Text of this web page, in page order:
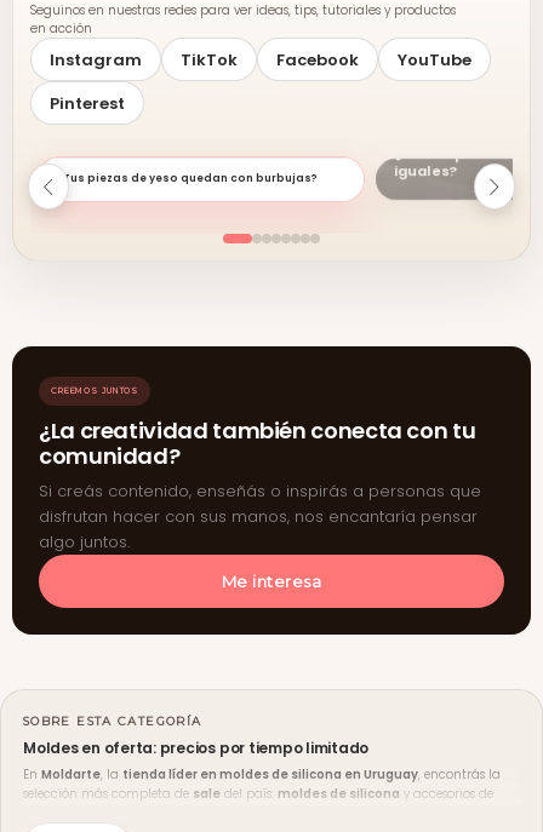
Seguinos en nuestras redes para ver ideas, tips, tutoriales y productos
en acción
Instagram TikTok Facebook
YouTube
Pinterest
¿Tus piezas de yeso quedan con burbujas?
iguales?
CREEMOS JUNTOS
¿La creatividad también conecta con tu
comunidad?
Si creás contenido, enseñás o inspirás a personas que
disfrutan hacer con sus manos, nos encantaría pensar
algo juntos.
Me interesa
SOBRE ESTA CATEGORÍA
Moldes en oferta: precios por tiempo limitado
En Moldarte, la tienda líder en moldes de silicona en Uruguay, encontrás la
selección más completa de sale del país: moldes de silicona y accesorios de